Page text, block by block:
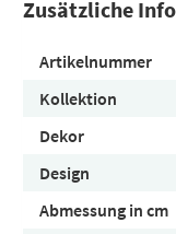
Zusätzliche
Artikelnummer
Kollektion
Dekor
Design
Abmessung in cm